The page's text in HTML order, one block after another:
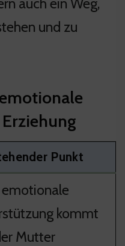
und zu
Punkt
kommt
Mutter